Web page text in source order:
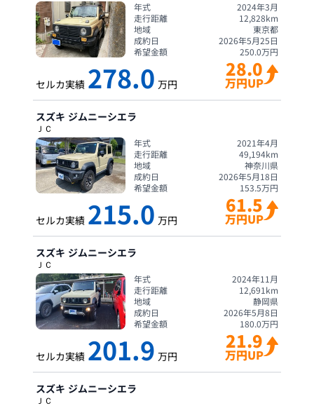
年式
2024年3月
走行距離
12,828km
地域
東京都
成約日
2026年5月25日
希望金額
250.0万円
セルカ実績 278.0 万円
28.0
万円UP
スズキ ジムニーシエラ
ＪＣ
年式
2021年4月
走行距離
49,194km
地域
神奈川県
成約日
2026年5月18日
希望金額
153.5万円
セルカ実績 215.0 万円
61.5
万円UP
スズキ ジムニーシエラ
ＪＣ
年式
2024年11月
走行距離
12,691 km
地域
静岡県
成約日
2026年5月8日
希望金額
180.0万円
セルカ実績 201.9 万円
21.9
万円UP
スズキ ジムニーシエラ
ＪＣ